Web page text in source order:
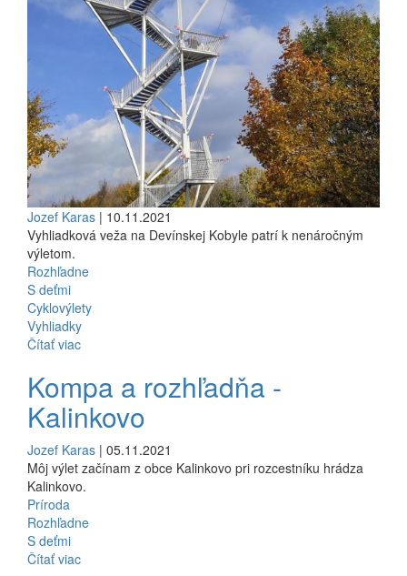
Jozef Karas | 10.11.2021
Vyhliadková veža na Devínskej Kobyle patrí k nenáročným
výletom.
Rozhľadne
S deťmi
Cyklovýlety
Vyhliadky
Čítať viac
Kompa a rozhľadňa -
Kalinkovo
Jozef Karas | 05.11.2021
Môj výlet začínam z obce Kalinkovo pri rozcestníku hrádza
Kalinkovo.
Príroda
Rozhľadne
S deťmi
Čítať viac